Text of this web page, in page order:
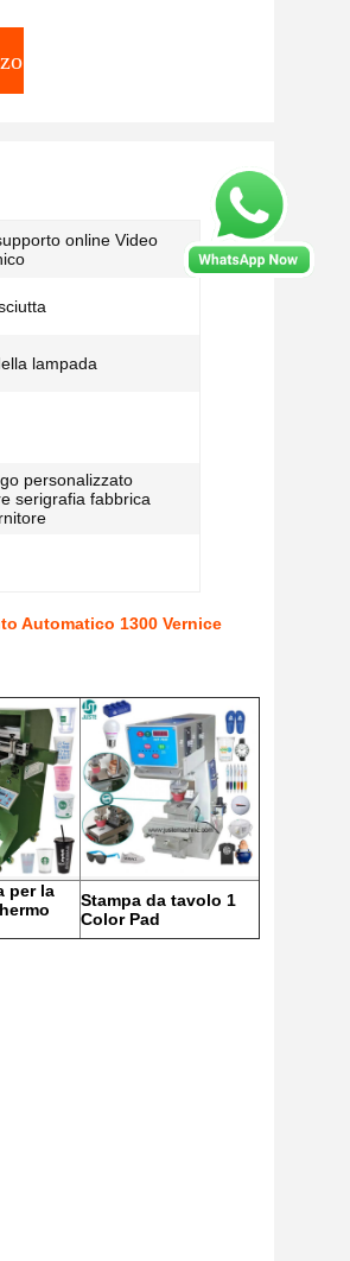
online Video
lampada
personalizzato
serigrafia fabbrica
Automatico 1300 Vernice
per la
Stampa da tavolo 1
Color Pad